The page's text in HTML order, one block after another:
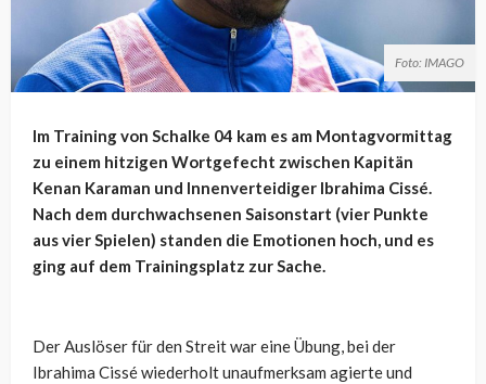
Foto: IMAGO
Im Training von Schalke 04 kam es am Montagvormittag
zu einem hitzigen Wortgefecht zwischen Kapitän
Kenan Karaman und Innenverteidiger Ibrahima Cissé.
Nach dem durchwachsenen Saisonstart (vier Punkte
aus vier Spielen) standen die Emotionen hoch, und es
ging auf dem Trainingsplatz zur Sache.
Der Auslöser für den Streit war eine Übung, bei der
Ibrahima Cissé wiederholt unaufmerksam agierte und